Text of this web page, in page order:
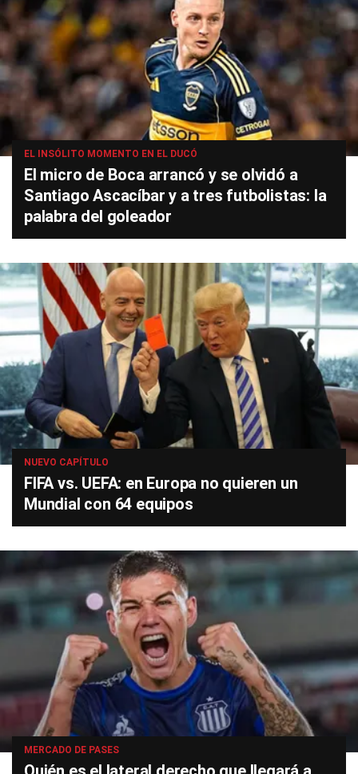
EL INSÓLITO MOMENTO EN EL DUCÓ
El micro de Boca arrancó y se olvidó a
Santiago Ascacíbar y a tres futbolistas: la
palabra del goleador
NUEVO CAPÍTULO
FIFA vs. UEFA: en Europa no quieren un
Mundial con 64 equipos
MERCADO DE PASES